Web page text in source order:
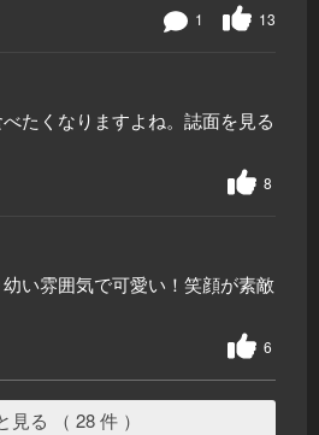
13
1
たくなりますよね。誌面を見る
8
い雰囲気で可愛い！笑顔が素敵
6
見る （ 28 件 ）